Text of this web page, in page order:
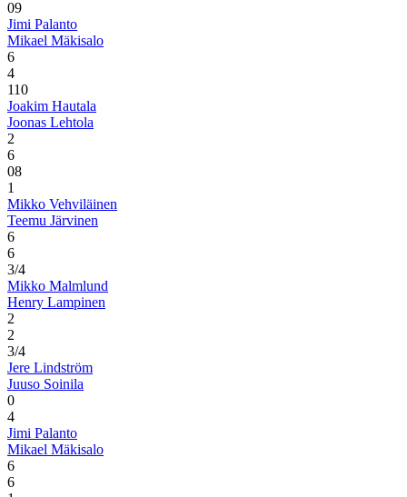
09
Jimi Palanto
Mikael Mäkisalo
6
4
110
Joakim Hautala
Joonas Lehtola
2
6
08
1
Mikko Vehviläinen
Teemu Järvinen
6
6
3/4
Mikko Malmlund
Henry Lampinen
2
2
3/4
Jere Lindström
Juuso Soinila
0
4
Jimi Palanto
Mikael Mäkisalo
6
6